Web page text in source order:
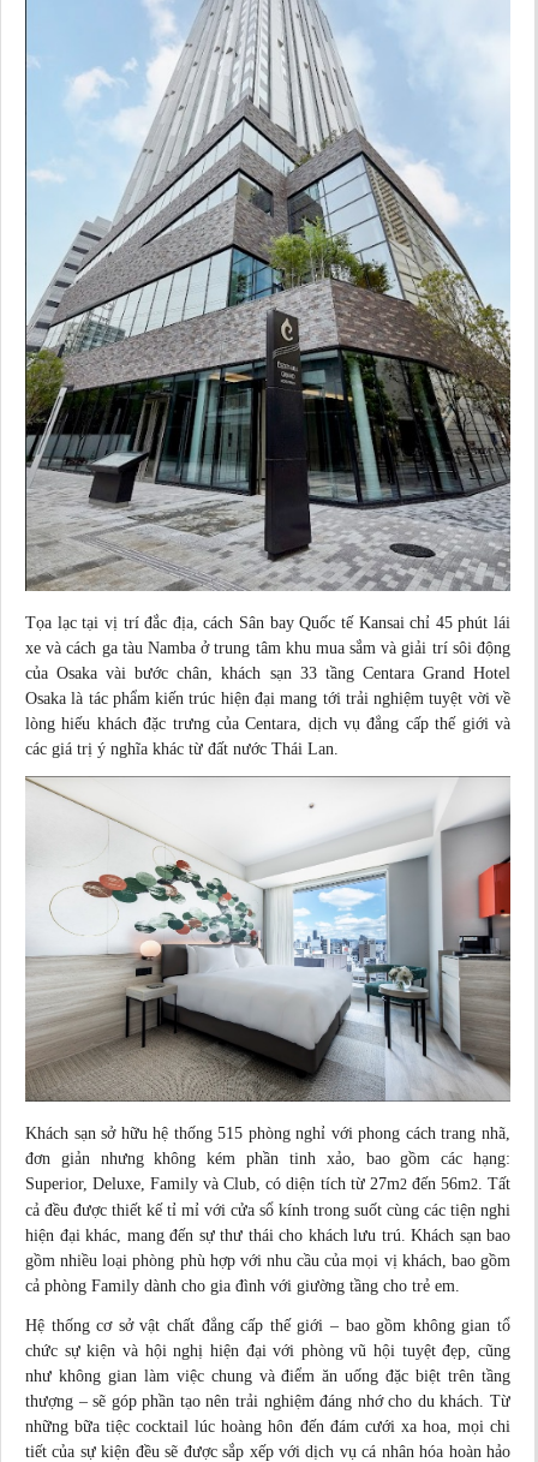
Tọa lạc tại vị trí đắc địa, cách Sân bay Quốc tế Kansai chỉ 45 phút lái
xe và cách ga tàu Namba ở trung tâm khu mua sắm và giải trí sôi động
của Osaka vài bước chân, khách sạn 33 tầng Centara Grand Hotel
Osaka là tác phẩm kiến trúc hiện đại mang tới trải nghiệm tuyệt vời về
lòng hiếu khách đặc trưng của Centara, dịch vụ đẳng cấp thế giới và
các giá trị ý nghĩa khác từ đất nước Thái Lan.
Khách sạn sở hữu hệ thống 515 phòng nghỉ với phong cách trang nhã,
đơn giản nhưng không kém phần tinh xảo, bao gồm các hạng:
Superior, Deluxe, Family và Club, có diện tích từ 27m2đến 56m2. Tất
cả đều được thiết kế tỉ mỉ với cửa sổ kính trong suốt cùng các tiện nghi
hiện đại khác, mang đến sự thư thái cho khách lưu trú. Khách sạn bao
gồm nhiều loại phòng phù hợp với nhu cầu của mọi vị khách, bao gồm
cả phòng Family dành cho gia đình với giường tầng cho trẻ em.
Hệ thống cơ sở vật chất đẳng cấp thế giới – bao gồm không gian tổ
chức sự kiện và hội nghị hiện đại với phòng vũ hội tuyệt đẹp, cũng
như không gian làm việc chung và điểm ăn uống đặc biệt trên tầng
thượng – sẽ góp phần tạo nên trải nghiệm đáng nhớ cho du khách. Từ
những bữa tiệccocktail lúc hoàng hôn đến đám cưới xa hoa, mọi chi
tiết của sự kiện đều sẽ được sắp xếp với dịch vụ cá nhân hóa hoàn hảo